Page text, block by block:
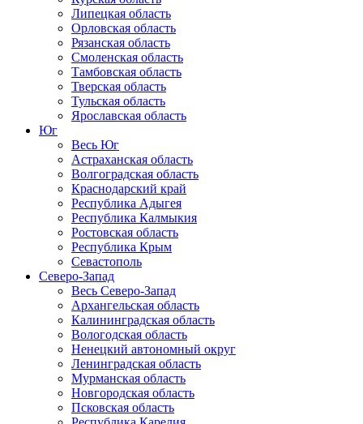
Липецкая область
Орловская область
Рязанская область
Смоленская область
Тамбовская область
Тверская область
Тульская область
Ярославская область
Юг
Весь Юг
Астраханская область
Волгоградская область
Краснодарский край
Республика Адыгея
Республика Калмыкия
Ростовская область
Республика Крым
Севастополь
Северо-Запад
Весь Северо-Запад
Архангельская область
Калининградская область
Вологодская область
Ненецкий автономный округ
Ленинградская область
Мурманская область
Новгородская область
Псковская область